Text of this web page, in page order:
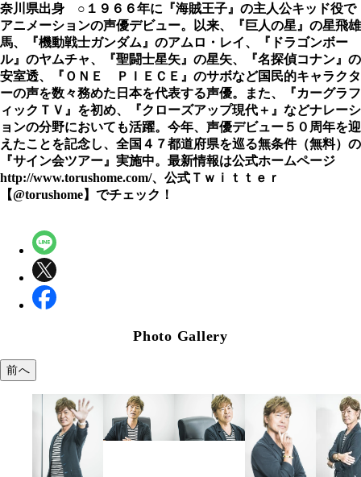
奈川県出身 ○１９６６年に『海賊王子』の主人公キッド役で
アニメーションの声優デビュー。以来、『巨人の星』の星飛雄
馬、『機動戦士ガンダム』のアムロ・レイ、『ドラゴンボー
ル』のヤムチャ、『聖闘士星矢』の星矢、『名探偵コナン』の
安室透、『ＯＮＥ ＰＩＥＣＥ』のサボなど国民的キャラクタ
ーの声を数々務めた日本を代表する声優。また、『カーグラフ
ィックＴＶ』を初め、『クローズアップ現代＋』などナレーシ
ョンの分野においても活躍。今年、声優デビュー５０周年を迎
えたことを記念し、全国４７都道府県を巡る無条件（無料）の
『サイン会ツアー』実施中。最新情報は公式ホームページ
http://www.torushome.com/、公式Ｔｗｉｔｔｅｒ
【@torushome】でチェック！
Photo Gallery
前へ